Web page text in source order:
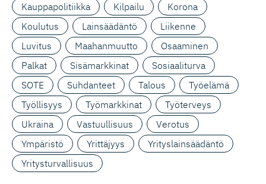
Kauppapolitiikka
Kilpailu
Korona
Koulutus
Lainsäädäntö
Liikenne
Luvitus
Maahanmuutto
Osaaminen
Palkat
Sisämarkkinat
Sosiaaliturva
SOTE
Suhdanteet Talous
Työelämä
Työllisyys
Työmarkkinat
Työterveys
Ukraina
Vastuullisuus
Verotus
Ympäristö
Yrittäjyys
Yrityslainsäädäntö
Yritysturvallisuus